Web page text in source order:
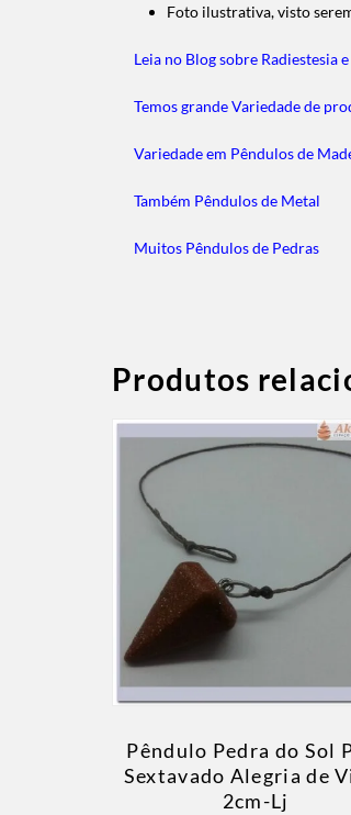
Foto ilustrativa, visto
Leia no Blog sobre Radiestesia
Temos grande Variedade de
Variedade em Pêndulos de
Também Pêndulos de Metal
Muitos Pêndulos de Pedras
Produtos
Pêndulo Pedra do Sol
Sextavado Alegria de
2cm-Lj